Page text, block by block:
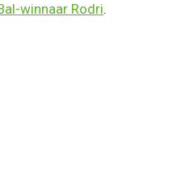
winnaar Rodri.